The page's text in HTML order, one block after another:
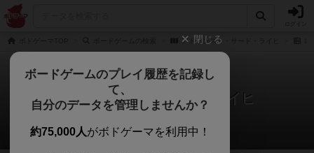
アドバンスト・サード・ライヒ
アドバンスト・サード・ライヒ
Chacoさんのレビュー
閉じる
ボードゲームのプレイ履歴を記録し
て、
自分のデータを管理しませんか？
約75,000人がボドゲーマを利用中！